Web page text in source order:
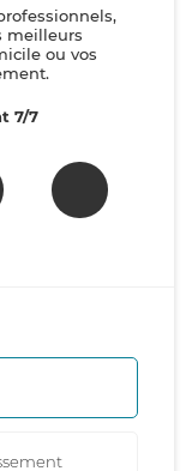
meilleurs
ou vos
7/7